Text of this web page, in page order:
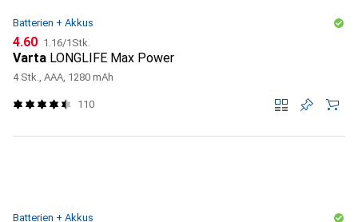
Batterien + Akkus
CHF
4.60 CHF
1.16/1Stk.
Varta LONGLIFE Max Power
4 Stk., AAA, 1280 mAh
110
Batterien + Akkus